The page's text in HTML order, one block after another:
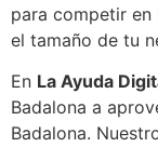
para competir
el tamaño de tu
En La Ayuda
Badalona a
Badalona.